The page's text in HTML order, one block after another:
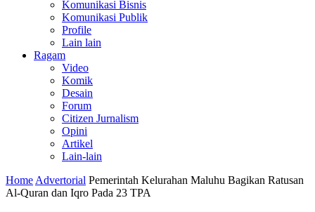
Komunikasi Bisnis
Komunikasi Publik
Profile
Lain lain
Ragam
Video
Komik
Desain
Forum
Citizen Jurnalism
Opini
Artikel
Lain-lain
Home Advertorial Pemerintah Kelurahan Maluhu Bagikan Ratusan
Al-Quran dan Iqro Pada 23 TPA